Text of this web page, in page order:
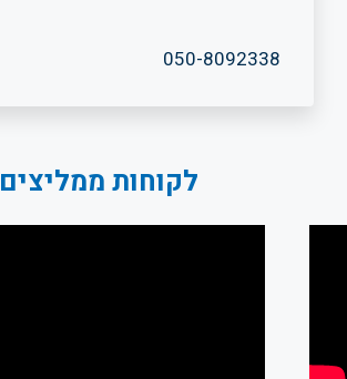
050-8092338
לקוחות ממליצים